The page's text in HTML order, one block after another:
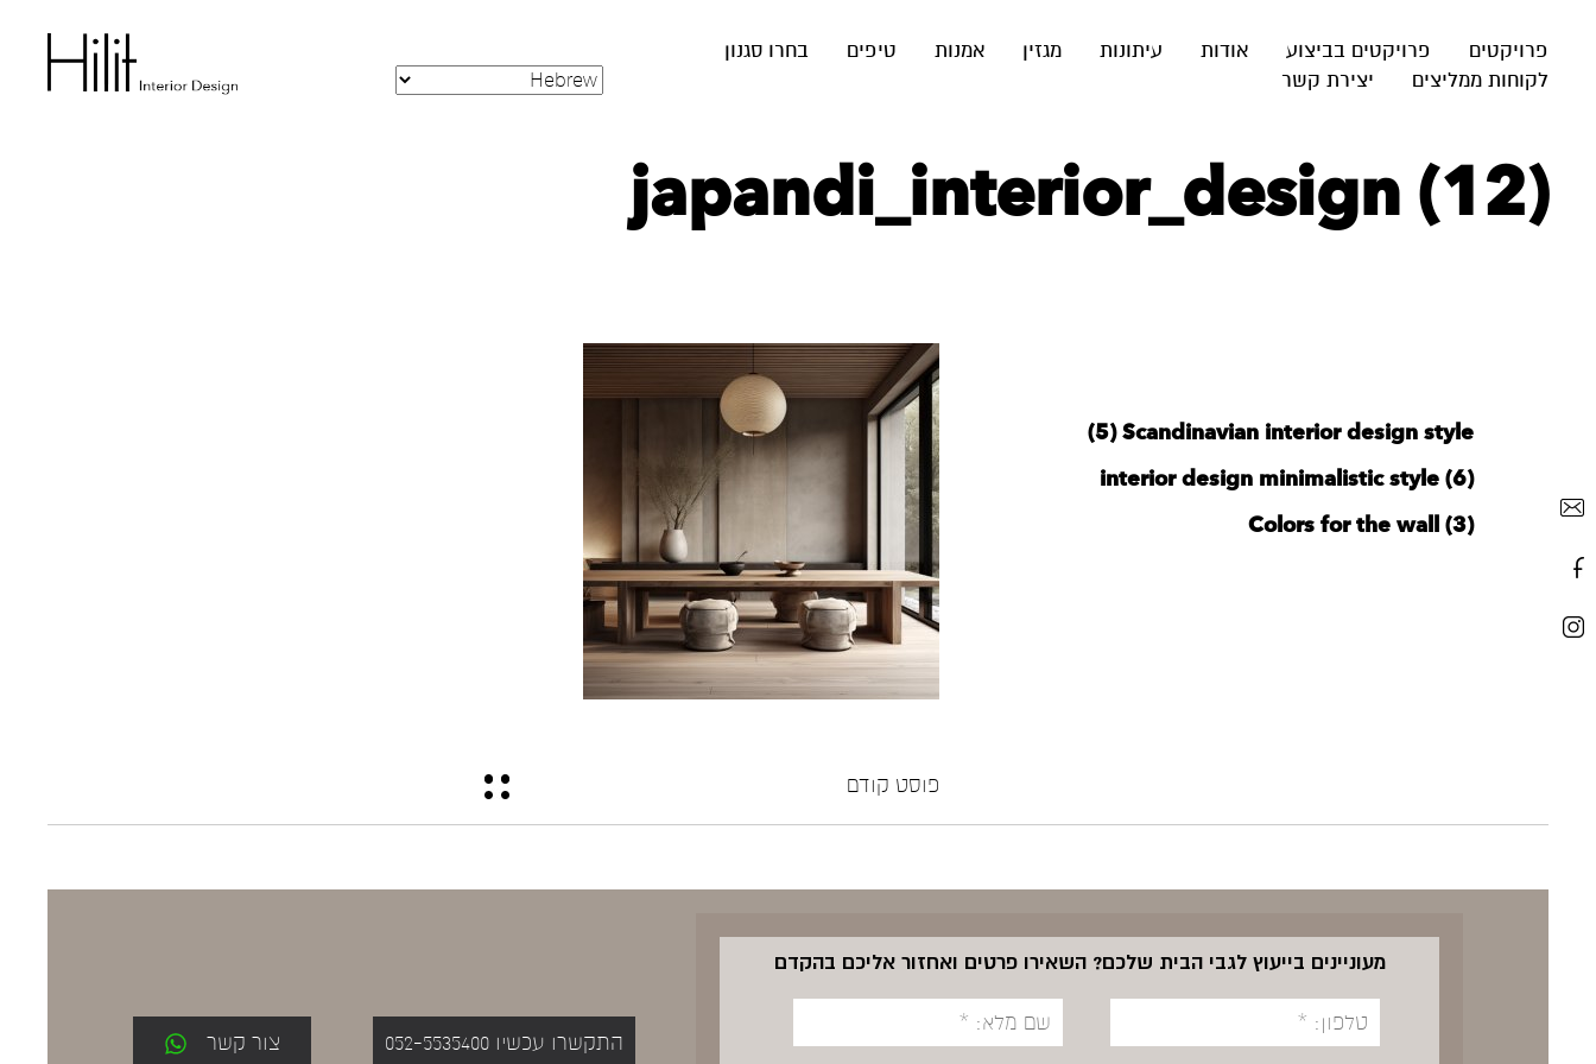
פרויקטים פרויקטים בביצוע אודות עיתונות מגזין אמנות טיפים
בחרו סגנון
לקוחות ממליצים
יצירת קשר
japandi_interior_design (12)
‪Scandinavian interior design style‬‏ (5)
interior design minimalistic style (6)
Colors for the wall (3)
פוסט קודם
מעוניינים בייעוץ לגבי הבית שלכם? השאירו פרטים ואחזור אליכם בהקדם
התקשרו עכשיו 052-5535400 צור קשר